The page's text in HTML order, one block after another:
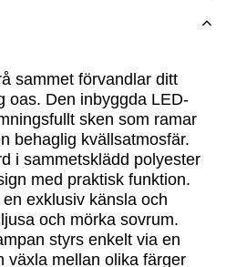
sammet förvandlar ditt
oas. Den inbyggda LED-
sken som ramar
behaglig kvällsatmosfär.
i sammetsklädd polyester
med praktisk funktion.
exklusiv känsla och
och mörka sovrum.
styrs enkelt via en
växla mellan olika färger